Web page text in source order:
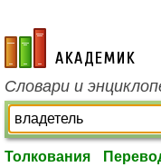
academic.ru
Словари и
Толкования